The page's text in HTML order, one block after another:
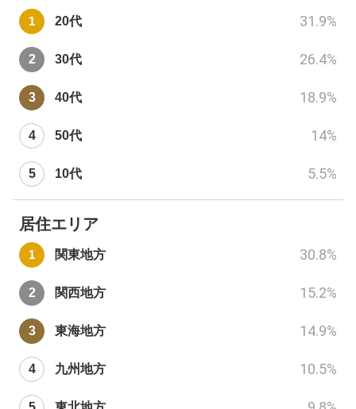
20代 31.9%
30代 26.4%
40代 18.9%
50代 14%
10代 5.5%
居住エリア
関東地方 30.8%
関西地方 15.2%
東海地方 14.9%
九州地方 10.5%